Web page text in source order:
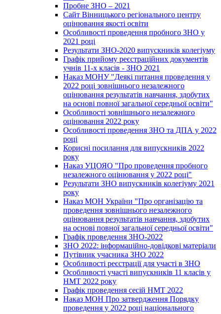
Пробне ЗНО – 2021
Сайт Вінницького регіонального центру
оцінювання якості освіти
Особливості проведення пробного ЗНО у
2021 році
Результати ЗНО-2020 випускників колегіуму
Графік прийому реєстраційних документів
учнів 11-х класів - ЗНО 2021
Наказ МОНУ "Деякі питання проведення у
2022 році зовнішнього незалежного
оцінювання результатів навчання, здобутих
на основі повної загальної середньої освіти"
Особливості зовнішнього незалежного
оцінювання 2022 року
Особливості проведення ЗНО та ДПА у 2022
році
Корисні посилання для випускників 2022
року
Наказ УЦОЯО "Про проведення пробного
незалежного оцінювання у 2022 році"
Результати ЗНО випускників колегіуму 2021
року
Наказ МОН України "Про організацію та
проведення зовнішнього незалежного
оцінювання результатів навчання, здобутих
на основі повної загальної середньої освіти"
Графік проведення ЗНО-2022
ЗНО 2022: інформаційно-довідкові матеріали
Путівник учасника ЗНО 2022
Особливості реєстрації для участі в ЗНО
Особливості участі випускників 11 класів у
НМТ 2022 року
Графік проведення сесій НМТ 2022
Наказ МОН Про затвердження Порядку
проведення у 2022 році національного